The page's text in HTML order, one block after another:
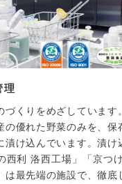
理
づくりをめざしています
の優れた野菜のみを、保
漬け込んでいます。漬け
西利 洛西工場」「京つ
は最先端の施設で、徹底